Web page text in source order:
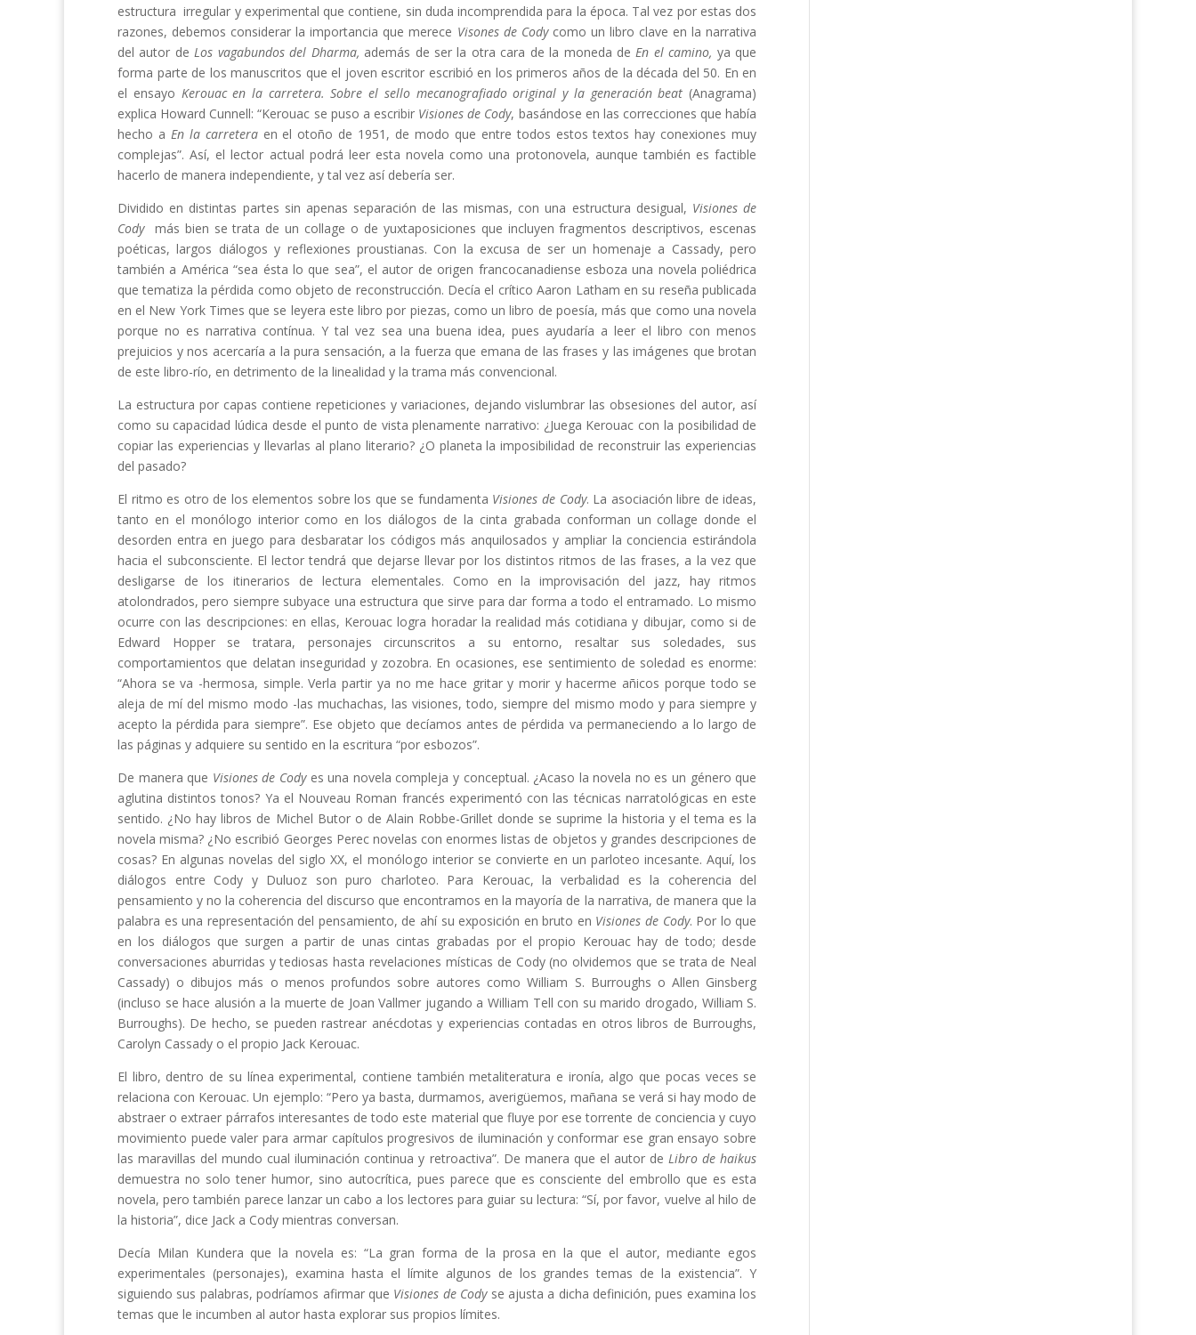
estructura irregular y experimental que contiene, sin duda incomprendida para la época. Tal vez por estas dos
razones, debemos considerar la importancia que merece Visones de Codycomo un libro clave en la narrativa
del autor deLos vagabundos del Dharma, además de ser la otra cara de la moneda deEn el camino, ya que
forma parte de los manuscritos que el joven escritor escribió en los primeros años de la década del 50. En en
el ensayo Kerouac en la carretera. Sobre el sello mecanografiado original y la generación beat (Anagrama)
explica Howard Cunnell: “Kerouac se puso a escribir Visiones de Cody, basándose en las correcciones que había
hecho a En la carreteraen el otoño de 1951, de modo que entre todos estos textos hay conexiones muy
complejas”. Así, el lector actual podrá leer esta novela como una protonovela, aunque también es factible
hacerlo de manera independiente, y tal vez así debería ser.
Dividido en distintas partes sin apenas separación de las mismas, con una estructura desigual, Visiones de
Cody más bien se trata de un collage o de yuxtaposiciones que incluyen fragmentos descriptivos, escenas
poéticas, largos diálogos y reflexiones proustianas. Con la excusa de ser un homenaje a Cassady, pero
también a América “sea ésta lo que sea”, el autor de origen francocanadiense esboza una novela poliédrica
que tematiza la pérdida como objeto de reconstrucción. Decía el crítico Aaron Latham en su reseña publicada
en el New York Times que se leyera este libro por piezas, como un libro de poesía, más que como una novela
porque no es narrativa contínua. Y tal vez sea una buena idea, pues ayudaría a leer el libro con menos
prejuicios y nos acercaría a la pura sensación, a la fuerza que emana de las frases y las imágenes que brotan
de este libro-río, en detrimento de la linealidad y la trama más convencional.
La estructura por capas contiene repeticiones y variaciones, dejando vislumbrar las obsesiones del autor, así
como su capacidad lúdica desde el punto de vista plenamente narrativo: ¿Juega Kerouac con la posibilidad de
copiar las experiencias y llevarlas al plano literario? ¿O planeta la imposibilidad de reconstruir las experiencias
del pasado?
El ritmo es otro de los elementos sobre los que se fundamenta Visiones de Cody. La asociación libre de ideas,
tanto en el monólogo interior como en los diálogos de la cinta grabada conforman un collage donde el
desorden entra en juego para desbaratar los códigos más anquilosados y ampliar la conciencia estirándola
hacia el subconsciente. El lector tendrá que dejarse llevar por los distintos ritmos de las frases, a la vez que
desligarse de los itinerarios de lectura elementales. Como en la improvisación del jazz, hay ritmos
atolondrados, pero siempre subyace una estructura que sirve para dar forma a todo el entramado. Lo mismo
ocurre con las descripciones: en ellas, Kerouac logra horadar la realidad más cotidiana y dibujar, como si de
Edward Hopper se tratara, personajes circunscritos a su entorno, resaltar sus soledades, sus
comportamientos que delatan inseguridad y zozobra. En ocasiones, ese sentimiento de soledad es enorme:
“Ahora se va -hermosa, simple. Verla partir ya no me hace gritar y morir y hacerme añicos porque todo se
aleja de mí del mismo modo -las muchachas, las visiones, todo, siempre del mismo modo y para siempre y
acepto la pérdida para siempre”. Ese objeto que decíamos antes de pérdida va permaneciendo a lo largo de
las páginas y adquiere su sentido en la escritura “por esbozos”.
De manera que Visiones de Cody es una novela compleja y conceptual. ¿Acaso la novela no es un género que
aglutina distintos tonos? Ya el Nouveau Roman francés experimentó con las técnicas narratológicas en este
sentido. ¿No hay libros de Michel Butor o de Alain Robbe-Grillet donde se suprime la historia y el tema es la
novela misma? ¿No escribió Georges Perec novelas con enormes listas de objetos y grandes descripciones de
cosas? En algunas novelas del siglo XX, el monólogo interior se convierte en un parloteo incesante. Aquí, los
diálogos entre Cody y Duluoz son puro charloteo. Para Kerouac, la verbalidad es la coherencia del
pensamiento y no la coherencia del discurso que encontramos en la mayoría de la narrativa, de manera que la
palabra es una representación del pensamiento, de ahí su exposición en bruto en Visiones de Cody. Por lo que
en los diálogos que surgen a partir de unas cintas grabadas por el propio Kerouac hay de todo; desde
conversaciones aburridas y tediosas hasta revelaciones místicas de Cody (no olvidemos que se trata de Neal
Cassady) o dibujos más o menos profundos sobre autores como William S. Burroughs o Allen Ginsberg
(incluso se hace alusión a la muerte de Joan Vallmer jugando a William Tell con su marido drogado, William S.
Burroughs). De hecho, se pueden rastrear anécdotas y experiencias contadas en otros libros de Burroughs,
Carolyn Cassady o el propio Jack Kerouac.
El libro, dentro de su línea experimental, contiene también metaliteratura e ironía, algo que pocas veces se
relaciona con Kerouac. Un ejemplo: “Pero ya basta, durmamos, averigüemos, mañana se verá si hay modo de
abstraer o extraer párrafos interesantes de todo este material que fluye por ese torrente de conciencia y cuyo
movimiento puede valer para armar capítulos progresivos de iluminación y conformar ese gran ensayo sobre
las maravillas del mundo cual iluminación continua y retroactiva”. De manera que el autor deLibro de haikus
demuestra no solo tener humor, sino autocrítica, pues parece que es consciente del embrollo que es esta
novela, pero también parece lanzar un cabo a los lectores para guiar su lectura: “Sí, por favor, vuelve al hilo de
la historia”, dice Jack a Cody mientras conversan.
Decía Milan Kundera que la novela es: “La gran forma de la prosa en la que el autor, mediante egos
experimentales (personajes), examina hasta el límite algunos de los grandes temas de la existencia”. Y
siguiendo sus palabras, podríamos afirmar que Visiones de Cody se ajusta a dicha definición, pues examina los
temas que le incumben al autor hasta explorar sus propios límites.